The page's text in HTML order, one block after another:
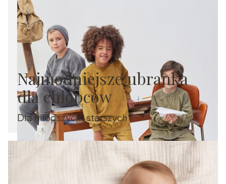
Najmodniejsze ubranka
dla chłopców
Dla młodszych i starszych